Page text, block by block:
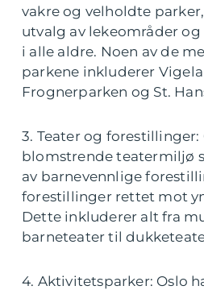
vakre og velholdte
utvalg av lekeområder
i alle aldre. Noen av de
parkene inkluderer
Frognerparken og St.
3. Teater og forestillinger:
blomstrende teatermiljø
av barnevennlige
forestillinger rettet mot
Dette inkluderer alt fra
barneteater til
4. Aktivitetsparker: Oslo